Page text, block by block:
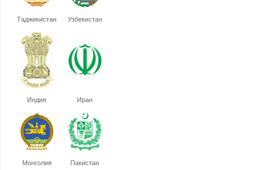
Таджикистан Узбекистан
Индия Иран
Монголия Пакистан